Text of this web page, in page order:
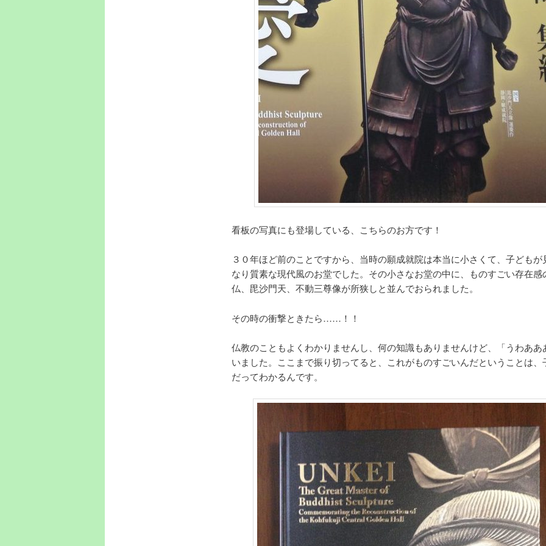
看板の写真にも登場している、こちらのお方です！
３０年ほど前のことですから、当時の願成就院は本当に小さくて、子どもが
なり質素な現代風のお堂でした。その小さなお堂の中に、ものすごい存在感
仏、毘沙門天、不動三尊像が所狭しと並んでおられました。
その時の衝撃ときたら……！！
仏教のこともよくわかりませんし、何の知識もありませんけど、「うわああ
いました。ここまで振り切ってると、これがものすごいんだということは、
だってわかるんです。